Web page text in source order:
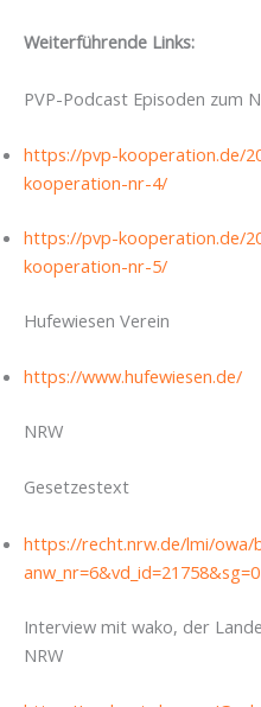
Weiterführende Links:
PVP-Podcast Episoden zum
https://pvp-kooperation.de/
kooperation-nr-4/
https://pvp-kooperation.de/
kooperation-nr-5/
Hufewiesen Verein
https://www.hufewiesen.de/
NRW
Gesetzestext
https://recht.nrw.de/lmi/owa/
anw_nr=6&vd_id=21758&sg=0
Interview mit wako, der
NRW